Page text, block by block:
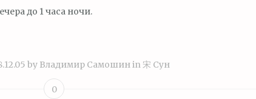
до 1 часа ночи.
by Владимир Самошинin 宋 Сун
0